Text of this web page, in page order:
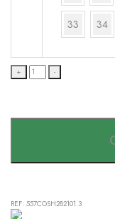
33 34
+
-
REF: 557COSH282101.3